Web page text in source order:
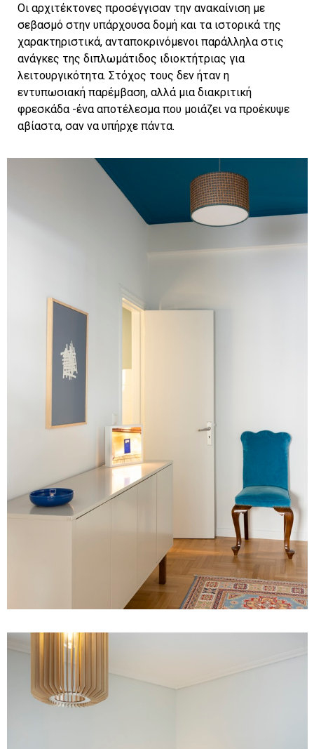
Οι αρχιτέκτονες προσέγγισαν την ανακαίνιση με
σεβασμό στην υπάρχουσα δομή και τα ιστορικά της
χαρακτηριστικά, ανταποκρινόμενοι παράλληλα στις
ανάγκες της διπλωμάτιδος ιδιοκτήτριας για
λειτουργικότητα. Στόχος τους δεν ήταν η
εντυπωσιακή παρέμβαση, αλλά μια διακριτική
φρεσκάδα -ένα αποτέλεσμα που μοιάζει να προέκυψε
αβίαστα, σαν να υπήρχε πάντα.